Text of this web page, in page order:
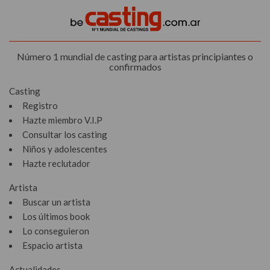
Número 1 mundial de casting para artistas principiantes o
confirmados
Casting
Registro
Hazte miembro V.I.P
Consultar los casting
Niños y adolescentes
Hazte reclutador
Artista
Buscar un artista
Los últimos book
Lo conseguieron
Espacio artista